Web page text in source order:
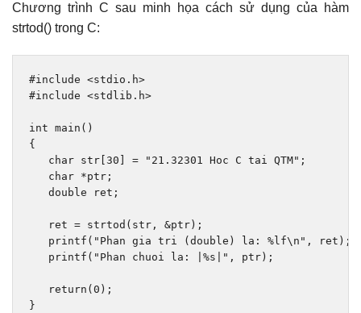
Chương trình C sau minh họa cách sử dụng của hàm
strtod() trong C:
#include <stdio.h>
#include <stdlib.h>
int main ()
{
char str 30 = "21.32301 Hoc C tai QTM" ;
char *ptr ;
double ret ;
   ret
= strtod ( str , &ptr );
   printf
( "Phan gia tri (double) la: %lf\n" , ret );
   printf
( "Phan chuoi la: |%s|" , ptr );
return ( 0 );
}